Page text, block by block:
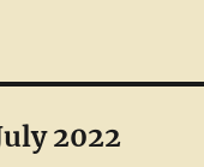
2022